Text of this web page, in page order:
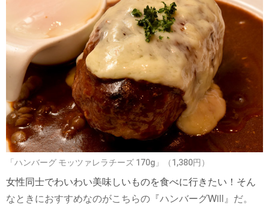
「ハンバーグ モッツァレラチーズ 170g」（1,380円）
女性同士でわいわい美味しいものを食べに行きたい！そん
なときにおすすめなのがこちらの『ハンバーグWill』だ。